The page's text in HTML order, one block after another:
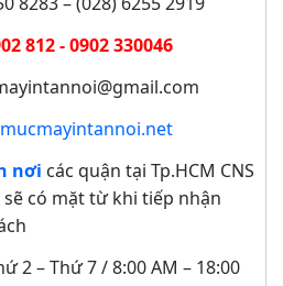
812 - 0902 330046
nơi các quận tại Tp.HCM CNS
sẽ có mặt từ khi tiếp nhận
2 – Thứ 7 / 8:00 AM – 18:00